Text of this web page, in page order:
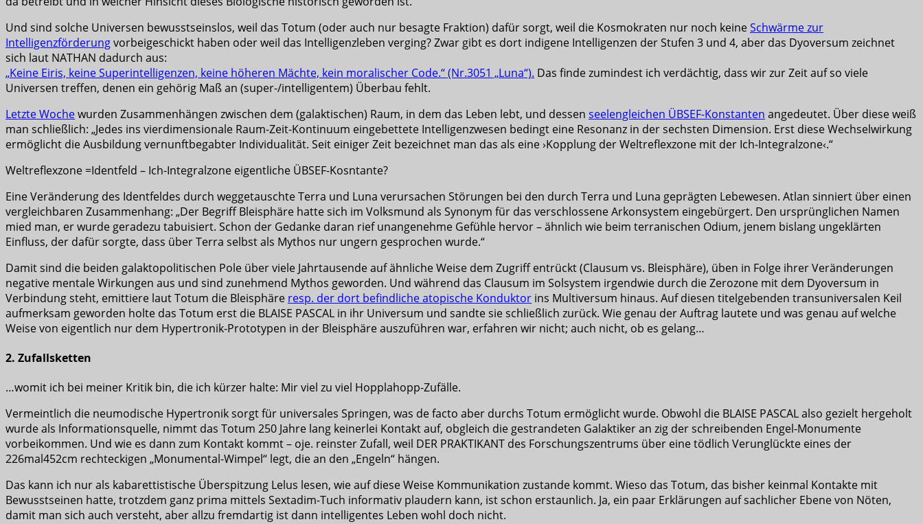
Und sind solche Universen bewusstseinslos, weil das Totum (oder auch nur besagte Fraktion) dafür sorgt, weil die Kosmokraten nur noch keineSchwärme zur
Intelligenzförderungvorbeigeschickt haben oder weil das Intelligenzleben verging? Zwar gibt es dort indigene Intelligenzen der Stufen 3 und 4, aber das Dyoversum zeichnet
sich laut NATHAN dadurch aus:
„Keine Eiris, keine Superintelligenzen, keine höheren Mächte, kein moralischer Code.“ (Nr.3051 „Luna“). Das finde zumindest ich verdächtig, dass wir zur Zeit auf so viele
Universen treffen, denen ein gehörig Maß an (super-/intelligentem) Überbau fehlt.
Letzte Wochewurden Zusammenhängen zwischen dem (galaktischen) Raum, in dem das Leben lebt, und dessen seelengleichen ÜBSEF-Konstanten angedeutet. Über diese weiß
man schließlich: „Jedes ins vierdimensionale Raum-Zeit-Kontinuum eingebettete Intelligenzwesen bedingt eine Resonanz in der sechsten Dimension. Erst diese Wechselwirkung
ermöglicht die Ausbildung vernunftbegabter Individualität. Seit einiger Zeit bezeichnet man das als eine ›Kopplung der Weltreflexzone mit der Ich-Integralzone‹.“
Weltreflexzone =Identfeld – Ich-Integralzone eigentliche ÜBSEF-Kosntante?
Eine Veränderung des Identfeldes durch weggetauschte Terra und Luna verursachen Störungen bei den durch Terra und Luna geprägten Lebewesen. Atlan sinniert über einen
vergleichbaren Zusammenhang: „Der Begriff Bleisphäre hatte sich im Volksmund als Synonym für das verschlossene Arkonsystem eingebürgert. Den ursprünglichen Namen
mied man, er wurde geradezu tabuisiert. Schon der Gedanke daran rief unangenehme Gefühle hervor – ähnlich wie beim terranischen Odium, jenem bislang ungeklärten
Einfluss, der dafür sorgte, dass über Terra selbst als Mythos nur ungern gesprochen wurde.“
Damit sind die beiden galaktopolitischen Pole über viele Jahrtausende auf ähnliche Weise dem Zugriff entrückt (Clausum vs. Bleisphäre), üben in Folge ihrer Veränderungen
negative mentale Wirkungen aus und sind zunehmend Mythos geworden. Und während das Clausum im Solsystem irgendwie durch die Zerozone mit dem Dyoversum in
Verbindung steht, emittiere laut Totum die Bleisphäre resp. der dort befindliche atopische Konduktor ins Multiversum hinaus. Auf diesen titelgebenden transuniversalen Keil
aufmerksam geworden holte das Totum erst die BLAISE PASCAL in ihr Universum und sandte sie schließlich zurück. Wie genau der Auftrag lautete und was genau auf welche
Weise von eigentlich nur dem Hypertronik-Prototypen in der Bleisphäre auszuführen war, erfahren wir nicht; auch nicht, ob es gelang…
2. Zufallsketten
…womit ich bei meiner Kritik bin, die ich kürzer halte: Mir viel zu viel Hopplahopp-Zufälle.
Vermeintlich die neumodische Hypertronik sorgt für universales Springen, was de facto aber durchs Totum ermöglicht wurde. Obwohl die BLAISE PASCAL also gezielt hergeholt
wurde als Informationsquelle, nimmt das Totum 250 Jahre lang keinerlei Kontakt auf, obgleich die gestrandeten Galaktiker an zig der schreibenden Engel-Monumente
vorbeikommen. Und wie es dann zum Kontakt kommt – oje. reinster Zufall, weil DER PRAKTIKANT des Forschungszentrums über eine tödlich Verunglückte eines der
226mal452cm rechteckigen „Monumental-Wimpel“ legt, die an den „Engeln“ hängen.
Das kann ich nur als kabarettistische Überspitzung Lelus lesen, wie auf diese Weise Kommunikation zustande kommt. Wieso das Totum, das bisher keinmal Kontakte mit
Bewusstseinen hatte, trotzdem ganz prima mittels Sextadim-Tuch informativ plaudern kann, ist schon erstaunlich. Ja, ein paar Erklärungen auf sachlicher Ebene von Nöten,
damit man sich auch versteht, aber allzu fremdartig ist dann intelligentes Leben wohl doch nicht.